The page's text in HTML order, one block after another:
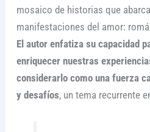
mosaico de historias que
manifestaciones del amor:
El autor enfatiza su capacidad
enriquecer nuestras
considerarlo como una fuerza
y desafíos, un tema recurrente